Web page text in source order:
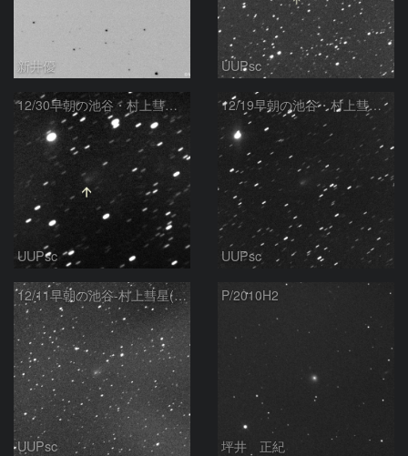
新井優 UUPsc
12/30早朝の池谷・村上彗星(P/2010 V1)
UUPsc
12/19早朝の池谷・村上彗星(P/2010 V1)
UUPsc
12/11早朝の池谷-村上彗星(P/2010 V1)
UUPsc
P/2010H2
坪井 正紀